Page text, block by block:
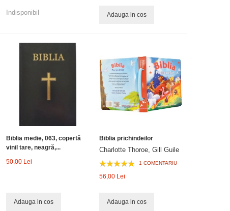
Indisponibil Adauga in cos
Biblia medie, 063, copertă
vinil tare, neagră,...
50,00 Lei
Adauga in cos
Biblia prichindeilor
Charlotte Thoroe, Gill Guile
1 COMENTARIU
56,00 Lei
Adauga in cos